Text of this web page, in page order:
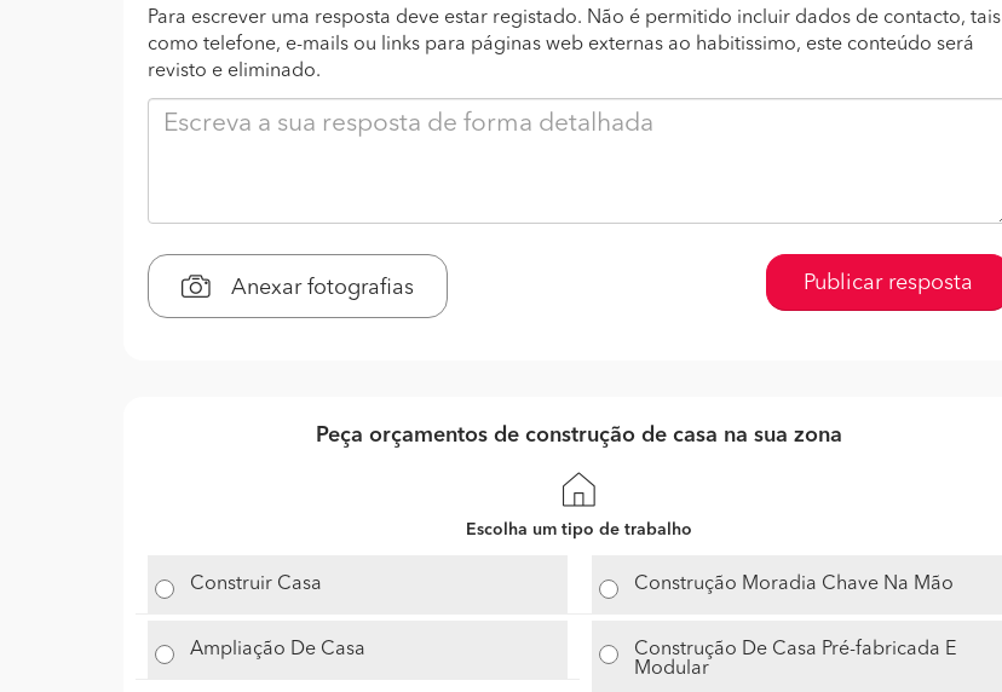
Para escrever uma resposta deve estar registado. Não é permitido incluir dados de contacto, tais
como telefone, e-mails ou links para páginas web externas ao habitissimo, este conteúdo será
revisto e eliminado.
Anexar fotografias Publicar resposta
Peça orçamentos de construção de casa na sua zona
Escolha um tipo de trabalho
Construir Casa Construção Moradia Chave Na Mão
Ampliação De Casa
Construção De Casa Pré-fabricada E
Modular